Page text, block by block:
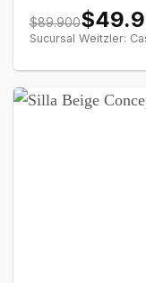
$89.900
Sucursal Weitzler: